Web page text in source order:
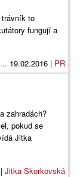
trávník to
fungují a
19.02.2016 | PR
zahradách?
pokud se
Jitka
Jitka Skorkovská